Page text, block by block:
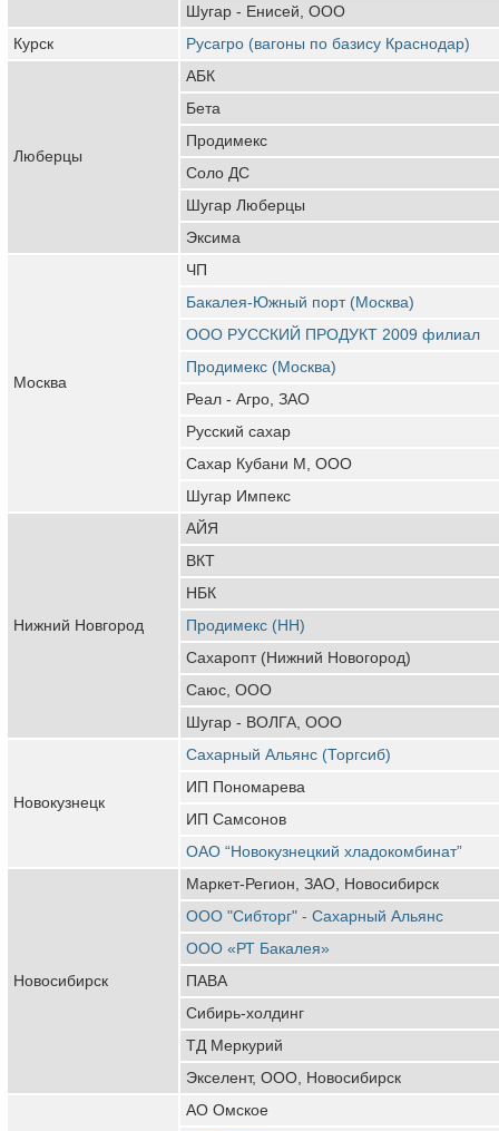
Шугар - Енисей, ООО
Курск
Русагро (вагоны по базису Краснодар)
Люберцы
АБК
Бета
Продимекс
Соло ДС
Шугар Люберцы
Эксима
Москва
ЧП
Бакалея-Южный порт (Москва)
ООО РУССКИЙ ПРОДУКТ 2009 филиал
Продимекс (Москва)
Реал - Агро, ЗАО
Русский сахар
Сахар Кубани М, ООО
Шугар Импекс
Нижний Новгород
АЙЯ
ВКТ
НБК
Продимекс (НН)
Сахаропт (Нижний Новогород)
Саюс, ООО
Шугар - ВОЛГА, ООО
Новокузнецк
Сахарный Альянс (Торгсиб)
ИП Пономарева
ИП Самсонов
ОАО “Новокузнецкий хладокомбинат”
Новосибирск
Маркет-Регион, ЗАО, Новосибирск
ООО "Сибторг" - Сахарный Альянс
ООО «РТ Бакалея»
ПАВА
Сибирь-холдинг
ТД Меркурий
Экселент, ООО, Новосибирск
АО Омское